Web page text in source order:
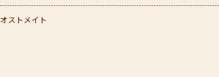
オストメイト